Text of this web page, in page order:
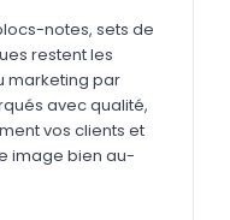
notes, sets de
restent les
marketing par
avec qualité,
vos clients et
image bien au-